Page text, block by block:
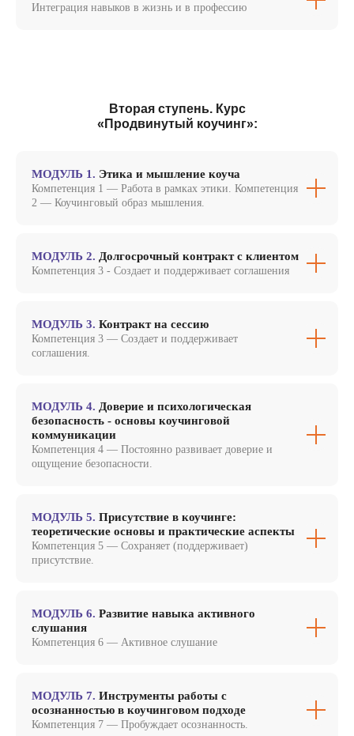
Интеграция навыков в жизнь и в профессию
Вторая ступень. Курс
«Продвинутый коучинг»:
МОДУЛЬ 1. Этика и мышление коуча
Компетенция 1 — Работа в рамках этики. Компетенция
2 — Коучинговый образ мышления.
МОДУЛЬ 2. Долгосрочный контракт с клиентом
Компетенция 3 - Создает и поддерживает соглашения
МОДУЛЬ 3. Контракт на сессию
Компетенция 3 — Создает и поддерживает
соглашения.
МОДУЛЬ 4. Доверие и психологическая
безопасность - основы коучинговой
коммуникации
Компетенция 4 — Постоянно развивает доверие и
ощущение безопасности.
МОДУЛЬ 5. Присутствие в коучинге:
теоретические основы и практические аспекты
Компетенция 5 — Сохраняет (поддерживает)
присутствие.
МОДУЛЬ 6. Развитие навыка активного
слушания
Компетенция 6 — Активное слушание
МОДУЛЬ 7. Инструменты работы с
осознанностью в коучинговом подходе
Компетенция 7 — Пробуждает осознанность.